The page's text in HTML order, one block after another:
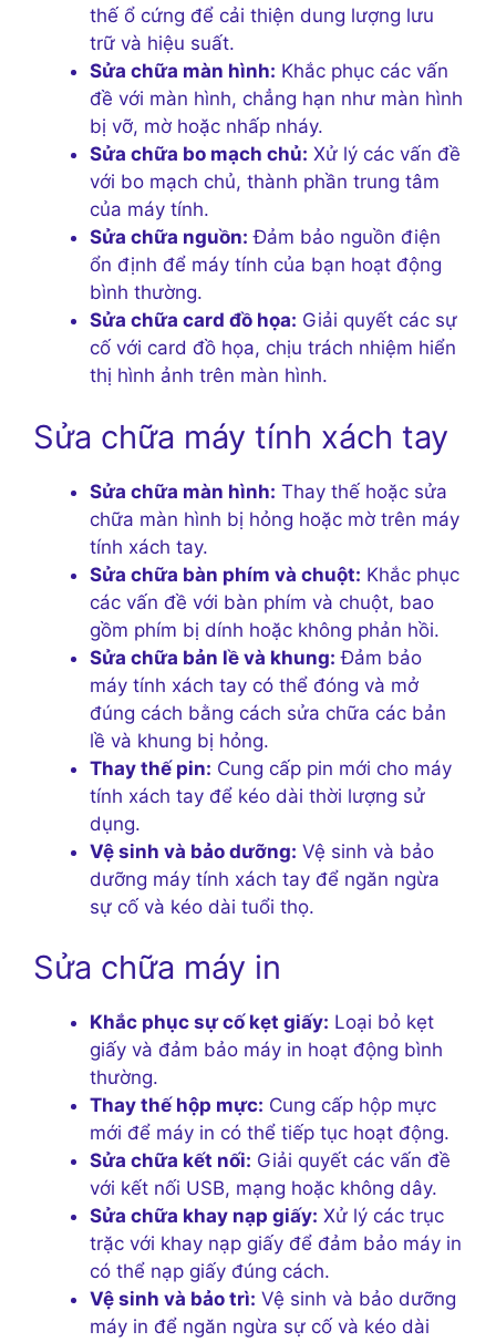
thế ổ cứng để cải thiện dung lượng lưu
trữ và hiệu suất.
Sửa chữa màn hình: Khắc phục các vấn
đề với màn hình, chẳng hạn như màn hình
bị vỡ, mờ hoặc nhấp nháy.
Sửa chữa bo mạch chủ: Xử lý các vấn đề
với bo mạch chủ, thành phần trung tâm
của máy tính.
Sửa chữa nguồn: Đảm bảo nguồn điện
ổn định để máy tính của bạn hoạt động
bình thường.
Sửa chữa card đồ họa: Giải quyết các sự
cố với card đồ họa, chịu trách nhiệm hiển
thị hình ảnh trên màn hình.
Sửa chữa máy tính xách tay
Sửa chữa màn hình: Thay thế hoặc sửa
chữa màn hình bị hỏng hoặc mờ trên máy
tính xách tay.
Sửa chữa bàn phím và chuột: Khắc phục
các vấn đề với bàn phím và chuột, bao
gồm phím bị dính hoặc không phản hồi.
Sửa chữa bản lề và khung: Đảm bảo
máy tính xách tay có thể đóng và mở
đúng cách bằng cách sửa chữa các bản
lề và khung bị hỏng.
Thay thế pin: Cung cấp pin mới cho máy
tính xách tay để kéo dài thời lượng sử
dụng.
Vệ sinh và bảo dưỡng: Vệ sinh và bảo
dưỡng máy tính xách tay để ngăn ngừa
sự cố và kéo dài tuổi thọ.
Sửa chữa máy in
Khắc phục sự cố kẹt giấy: Loại bỏ kẹt
giấy và đảm bảo máy in hoạt động bình
thường.
Thay thế hộp mực: Cung cấp hộp mực
mới để máy in có thể tiếp tục hoạt động.
Sửa chữa kết nối: Giải quyết các vấn đề
với kết nối USB, mạng hoặc không dây.
Sửa chữa khay nạp giấy: Xử lý các trục
trặc với khay nạp giấy để đảm bảo máy in
có thể nạp giấy đúng cách.
Vệ sinh và bảo trì: Vệ sinh và bảo dưỡng
máy in để ngăn ngừa sự cố và kéo dài